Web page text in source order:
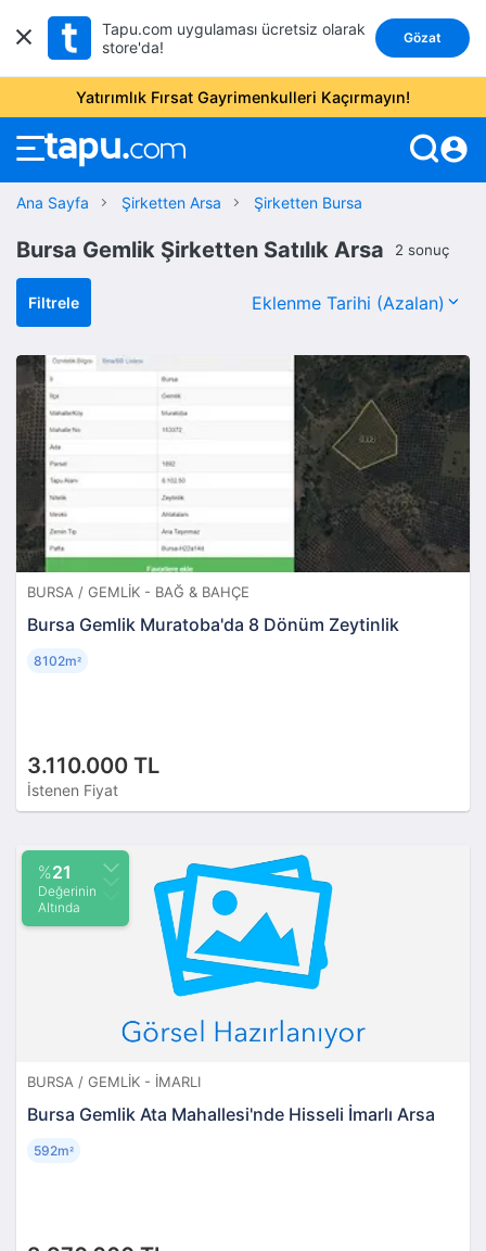
Tapu.com uygulaması ücretsiz olarak
store'da!
Gözat
Yatırımlık Fırsat Gayrimenkulleri Kaçırmayın!
account_circle
Ana Sayfa Şirketten Arsa Şirketten Bursa
Bursa Gemlik Şirketten Satılık Arsa 2 sonuç
Filtrele
BURSA / GEMLIK - BAĞ & BAHÇE
Bursa Gemlik Muratoba'da 8 Dönüm Zeytinlik
3.110.000 TL
İstenen Fiyat
8102m²
%21
Değerinin
Altında
BURSA / GEMLIK - İMARLI
Bursa Gemlik Ata Mahallesi'nde Hisseli İmarlı Arsa
592m²